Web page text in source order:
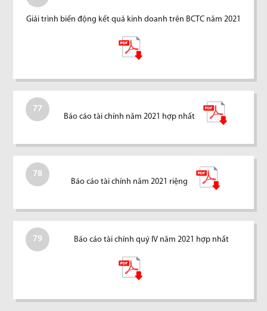
Giải trình biến động kết quả kinh doanh trên BCTC năm 2021
77
Báo cáo tài chính năm 2021 hợp nhất
78
Báo cáo tài chính năm 2021 riệng
79 Báo cáo tài chính quý IV năm 2021 hợp nhất